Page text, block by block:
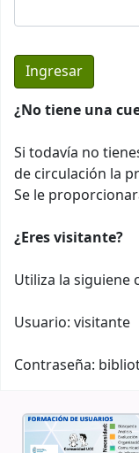
¿No tiene una
Si todavía no
de circulación la
Se le
¿Eres visitante?
Utiliza la siguiene
Usuario: visitante
Contraseña: